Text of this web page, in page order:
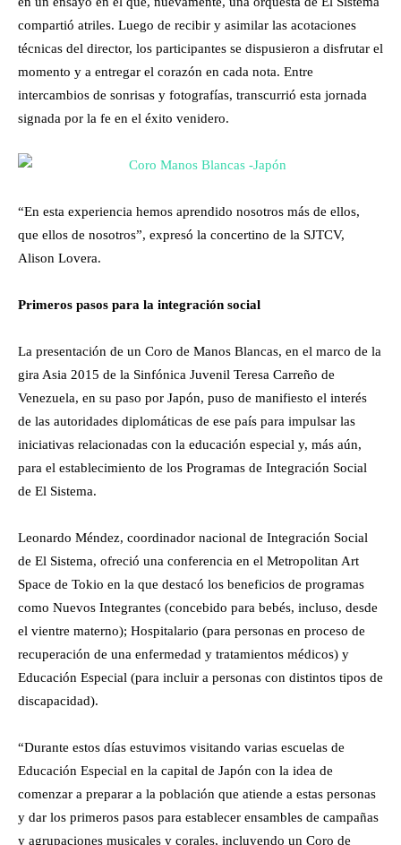
compartió atriles. Luego de recibir y asimilar las acotaciones
técnicas del director, los participantes se dispusieron a disfrutar el
momento y a entregar el corazón en cada nota. Entre
intercambios de sonrisas y fotografías, transcurrió esta jornada
signada por la fe en el éxito venidero.
“En esta experiencia hemos aprendido nosotros más de ellos,
que ellos de nosotros”, expresó la concertino de la SJTCV,
Alison Lovera.
Primeros pasos para la integración social
La presentación de un Coro de Manos Blancas, en el marco de la
gira Asia 2015 de la Sinfónica Juvenil Teresa Carreño de
Venezuela, en su paso por Japón, puso de manifiesto el interés
de las autoridades diplomáticas de ese país para impulsar las
iniciativas relacionadas con la educación especial y, más aún,
para el establecimiento de los Programas de Integración Social
de El Sistema.
Leonardo Méndez, coordinador nacional de Integración Social
de El Sistema, ofreció una conferencia en el Metropolitan Art
Space de Tokio en la que destacó los beneficios de programas
como Nuevos Integrantes (concebido para bebés, incluso, desde
el vientre materno); Hospitalario (para personas en proceso de
recuperación de una enfermedad y tratamientos médicos) y
Educación Especial (para incluir a personas con distintos tipos de
discapacidad).
“Durante estos días estuvimos visitando varias escuelas de
Educación Especial en la capital de Japón con la idea de
comenzar a preparar a la población que atiende a estas personas
y dar los primeros pasos para establecer ensambles de campañas
y agrupaciones musicales y corales, incluyendo un Coro de